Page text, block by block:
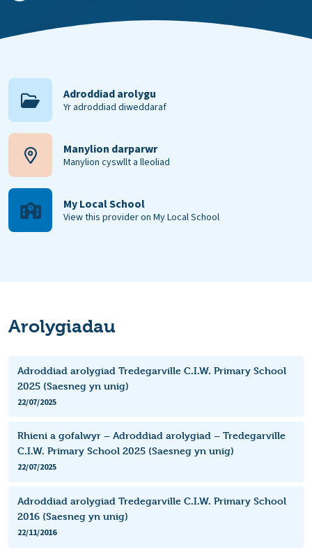
Adroddiad arolygu
Yr adroddiad diweddaraf
Manylion darparwr
Manylion cyswllt a lleoliad
My Local School
View this provider on My Local School
Arolygiadau
Adroddiad arolygiad Tredegarville C.I.W. Primary School
2025 (Saesneg yn unig)
22/07/2025
Rhieni a gofalwyr – Adroddiad arolygiad – Tredegarville
C.I.W. Primary School 2025 (Saesneg yn unig)
22/07/2025
Adroddiad arolygiad Tredegarville C.I.W. Primary School
2016 (Saesneg yn unig)
22/11/2016